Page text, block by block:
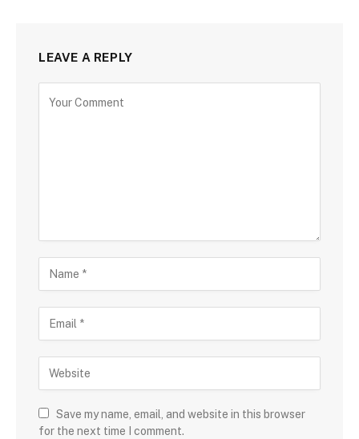
LEAVE A REPLY
Save my name, email, and website in this browser
for the next time I comment.